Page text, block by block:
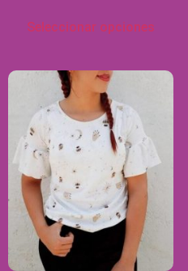
Seleccionar opciones